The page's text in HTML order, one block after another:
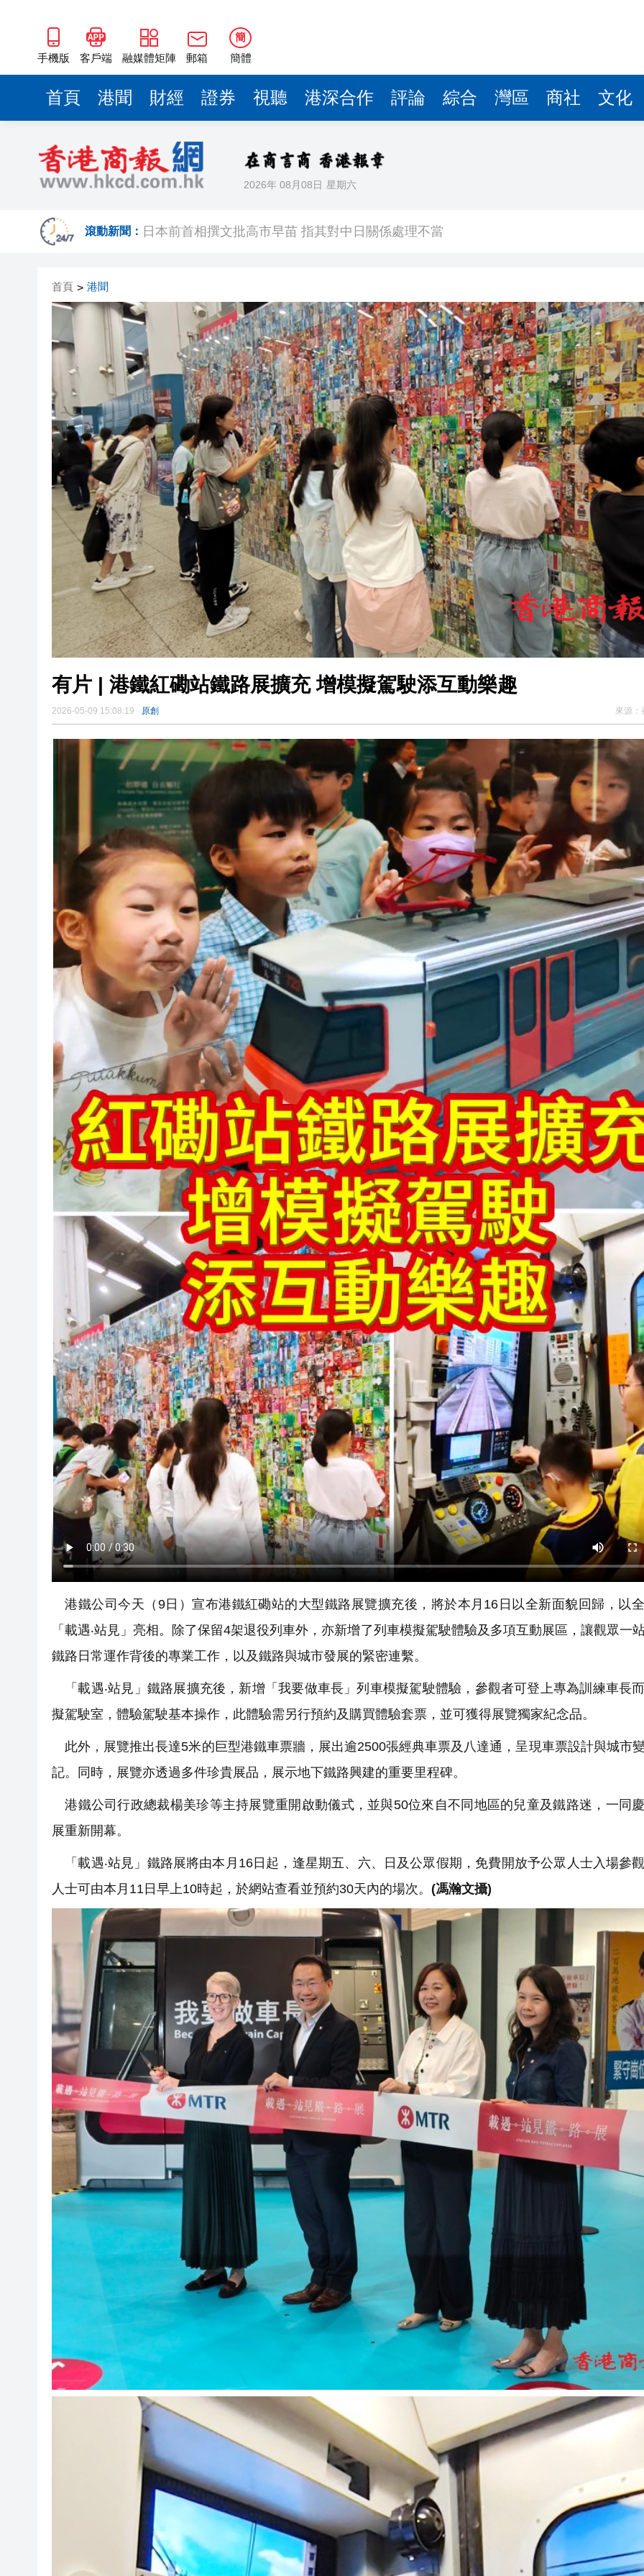
手機版 客戶端 融媒體矩陣 郵箱
簡
簡體
首頁 港聞 財經 證券 視聽 港深合作 評論 綜合 灣區 商社 文化
2026年 08月08日 星期六
滾動新聞： 日本前首相撰文批高市早苗 指其對中日關係處理不當
超萬名「嘗鮮客」赴河源萬綠湖，在湖光山色間大飽「口福+眼福」
央媒省媒灣區媒體採風團走進河源
107支隊伍，持續5日，中國合唱協會第19屆合唱節在中山啟幕
吳可畏：用「五字訣」與「三種美」破譯合唱音色密碼
首頁 > 港聞
有片 | 港鐵紅磡站鐵路展擴充 增模擬駕駛添互動樂趣
2026-05-09 15:08:19 原創 來源：
港鐵公司今天（9日）宣布港鐵紅磡站的大型鐵路展覽擴充後，將於本月16日以全新面貌回歸，以
「載遇‧站見」亮相。除了保留4架退役列車外，亦新增了列車模擬駕駛體驗及多項互動展區，讓觀眾一
鐵路日常運作背後的專業工作，以及鐵路與城市發展的緊密連繫。
「載遇‧站見」鐵路展擴充後，新增「我要做車長」列車模擬駕駛體驗，參觀者可登上專為訓練車長
擬駕駛室，體驗駕駛基本操作，此體驗需另行預約及購買體驗套票，並可獲得展覽獨家紀念品。
此外，展覽推出長達5米的巨型港鐵車票牆，展出逾2500張經典車票及八達通，呈現車票設計與城市
記。同時，展覽亦透過多件珍貴展品，展示地下鐵路興建的重要里程碑。
港鐵公司行政總裁楊美珍等主持展覽重開啟動儀式，並與50位來自不同地區的兒童及鐵路迷，一同
展重新開幕。
「載遇‧站見」鐵路展將由本月16日起，逢星期五、六、日及公眾假期，免費開放予公眾人士入場參
人士可由本月11日早上10時起，於網站查看並預約30天內的場次。 (馮瀚文攝)